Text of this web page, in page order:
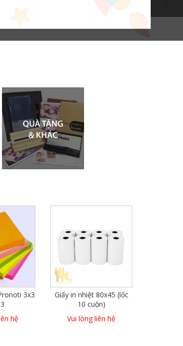
3x3
hệ
Giấy in nhiệt 80x45 (lốc
10 cuộn)
Vui lòng liên hệ